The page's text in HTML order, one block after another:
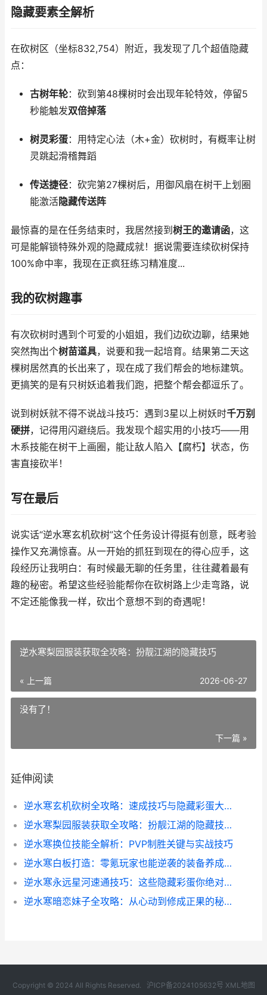
隐藏要素全解析
在砍树区（坐标832,754）附近，我发现了几个超值隐藏
点：
古树年轮：砍到第48棵树时会出现年轮特效，停留5
秒能触发双倍掉落
树灵彩蛋：用特定心法（木+金）砍树时，有概率让树
灵跳起滑稽舞蹈
传送捷径：砍完第27棵树后，用御风扇在树干上划圈
能激活隐藏传送阵
最惊喜的是在任务结束时，我居然接到 树王的邀请函，这
可是能解锁特殊外观的隐藏成就！据说需要连续砍树保持
100%命中率，我现在正疯狂练习精准度...
我的砍树趣事
有次砍树时遇到个可爱的小姐姐，我们边砍边聊，结果她
突然掏出个树苗道具，说要和我一起培育。结果第二天这
棵树居然真的长出来了，现在成了我们帮会的地标建筑。
更搞笑的是有只树妖追着我们跑，把整个帮会都逗乐了。
说到树妖就不得不说战斗技巧：遇到3星以上树妖时千万别
硬拼，记得用闪避绕后。我发现个超实用的小技巧——用
木系技能在树干上画圈，能让敌人陷入【腐朽】状态，伤
害直接砍半！
写在最后
说实话“逆水寒玄机砍树”这个任务设计得挺有创意，既考验
操作又充满惊喜。从一开始的抓狂到现在的得心应手，这
段经历让我明白：有时候最无聊的任务里，往往藏着最有
趣的秘密。希望这些经验能帮你在砍树路上少走弯路，说
不定还能像我一样，砍出个意想不到的奇遇呢！
逆水寒梨园服装获取全攻略：扮靓江湖的隐藏技巧
« 上一篇 2026-06-27
没有了！
下一篇 »
延伸阅读
逆水寒玄机砍树全攻略：速成技巧与隐藏彩蛋大揭秘
逆水寒梨园服装获取全攻略：扮靓江湖的隐藏技巧
逆水寒换位技能全解析：PVP制胜关键与实战技巧
逆水寒白板打造：零氪玩家也能逆袭的装备养成指南
逆水寒永远星河速通技巧：这些隐藏彩蛋你绝对不能错过_
逆水寒暗恋妹子全攻略：从心动到修成正果的秘籍
Copyright © 2024 All Rights Reserved. 沪ICP备2024105632号 XML地图